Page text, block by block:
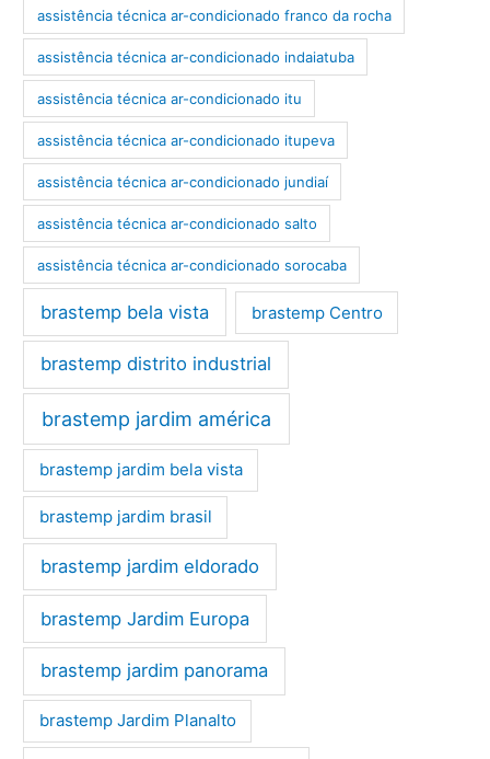
assistência técnica ar-condicionado franco da rocha
assistência técnica ar-condicionado indaiatuba
assistência técnica ar-condicionado itu
assistência técnica ar-condicionado itupeva
assistência técnica ar-condicionado jundiaí
assistência técnica ar-condicionado salto
assistência técnica ar-condicionado sorocaba
brastemp bela vista brastemp Centro
brastemp distrito industrial
brastemp jardim américa
brastemp jardim bela vista
brastemp jardim brasil
brastemp jardim eldorado
brastemp Jardim Europa
brastemp jardim panorama
brastemp Jardim Planalto